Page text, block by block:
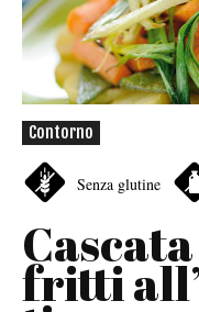
Contorno
Senza glutine
fritti